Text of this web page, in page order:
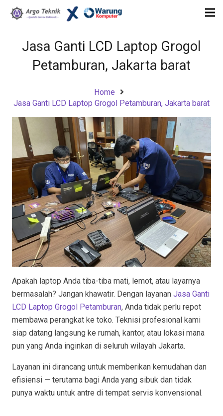
Jasa Ganti LCD Laptop Grogol
Petamburan, Jakarta barat
Home
Jasa Ganti LCD Laptop Grogol Petamburan, Jakarta barat
Apakah laptop Anda tiba-tiba mati, lemot, atau layarnya
bermasalah? Jangan khawatir. Dengan layanan Jasa Ganti
LCD Laptop Grogol Petamburan, Anda tidak perlu repot
membawa perangkat ke toko. Teknisi profesional kami
siap datang langsung ke rumah, kantor, atau lokasi mana
pun yang Anda inginkan di seluruh wilayah Jakarta.
Layanan ini dirancang untuk memberikan kemudahan dan
efisiensi — terutama bagi Anda yang sibuk dan tidak
punya waktu untuk antre di tempat servis konvensional.